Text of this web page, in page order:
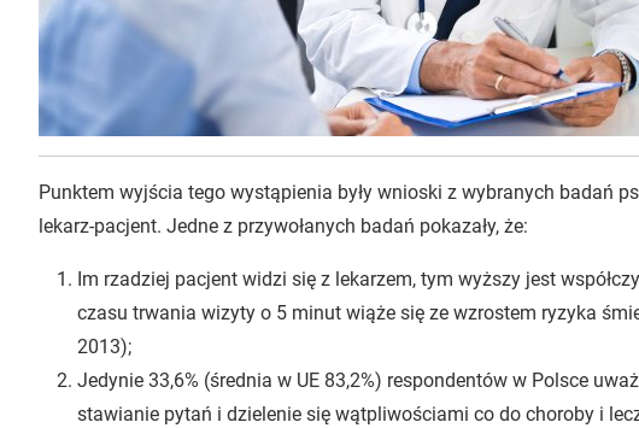
Punktem wyjścia tego wystąpienia były wnioski z wybranych badań
lekarz-pacjent. Jedne z przywołanych badań pokazały, że:
Im rzadziej pacjent widzi się z lekarzem, tym wyższy jest
czasu trwania wizyty o 5 minut wiąże się ze wzrostem ryzyka
2013);
Jedynie 33,6% (średnia w UE 83,2%) respondentów w Polsce
stawianie pytań i dzielenie się wątpliwościami co do choroby i